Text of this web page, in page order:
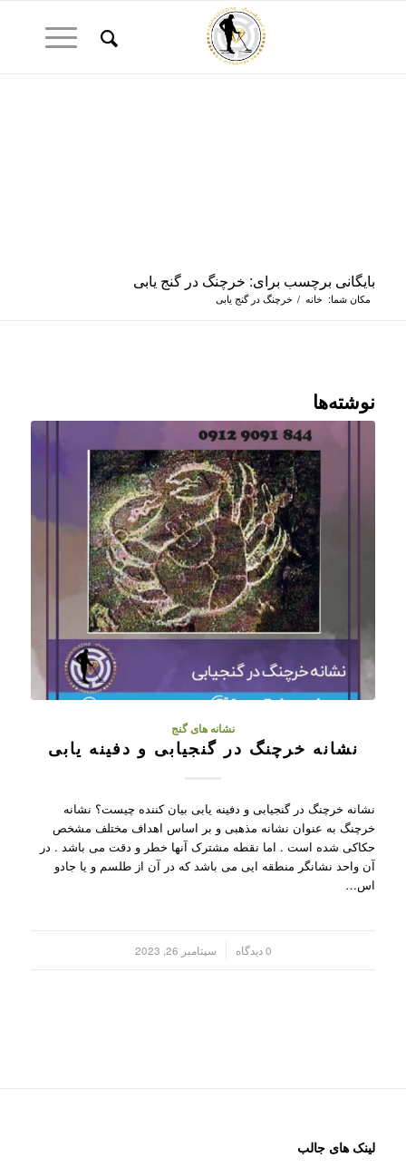
بایگانی برچسب برای: خرچنگ در گنج یابی
مکان شما: خانه / خرچنگ در گنج یابی
نوشته‌ها
نشانه های گنج
نشانه خرچنگ در گنجیابی و دفینه یابی
نشانه خرچنگ در گنجیابی و دفینه یابی بیان کننده چیست؟ نشانه
خرچنگ به عنوان نشانه مذهبی و بر اساس اهداف مختلف مشخص
حکاکی شده است . اما نقطه مشترک آنها خطر و دقت می باشد . در
آن واحد نشانگر منطقه ایی می باشد که در آن از طلسم و یا جادو
اس…
0 دیدگاه سپتامبر 26, 2023
لینک های جالب